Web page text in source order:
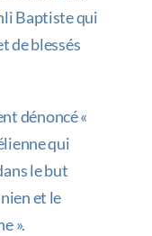
Baptiste qui
de blessés
dénoncé «
qui
le but
et le
».